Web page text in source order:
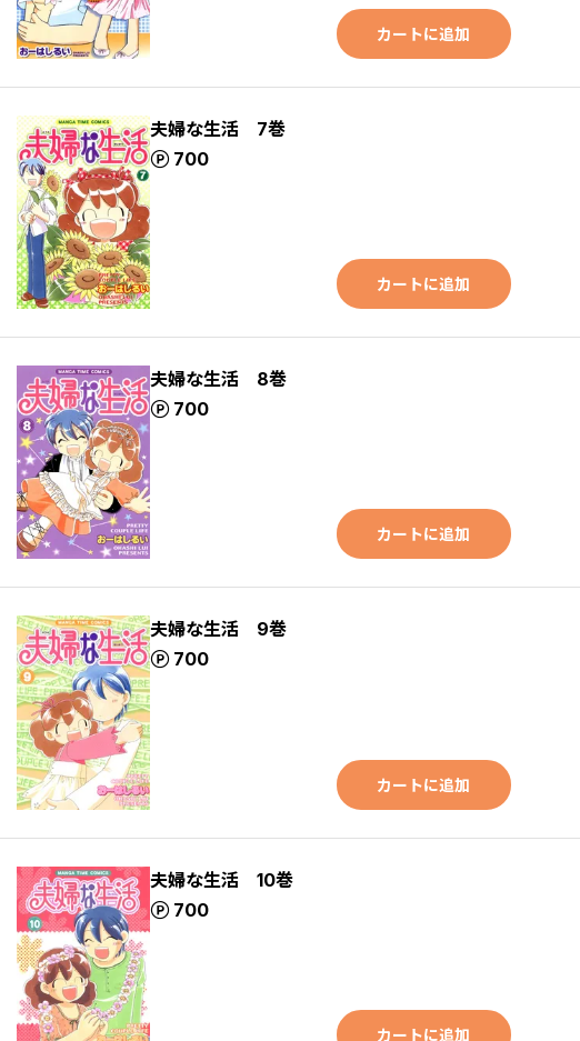
カートに追加
夫婦な生活 7巻
700
ポイント
カートに追加
夫婦な生活 8巻
700
ポイント
カートに追加
夫婦な生活 9巻
700
ポイント
カートに追加
夫婦な生活 10巻
700
ポイント
カートに追加